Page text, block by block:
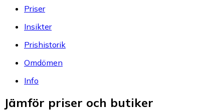
Priser
Insikter
Prishistorik
Omdömen
Info
Jämför priser och butiker